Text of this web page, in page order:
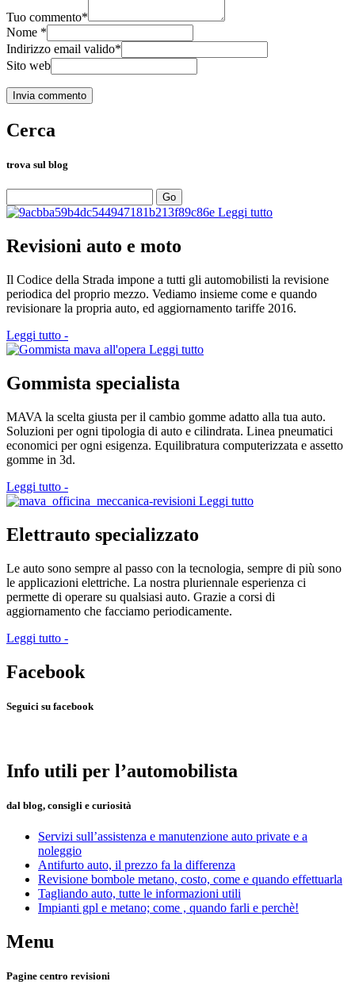
Tuo commento*
Nome *
Indirizzo email valido*
Sito web
Cerca
trova sul blog
Go
Leggi tutto
Revisioni auto e moto
Il Codice della Strada impone a tutti gli automobilisti la revisione
periodica del proprio mezzo. Vediamo insieme come e quando
revisionare la propria auto, ed aggiornamento tariffe 2016.
Leggi tutto -
Leggi tutto
Gommista specialista
MAVA la scelta giusta per il cambio gomme adatto alla tua auto.
Soluzioni per ogni tipologia di auto e cilindrata. Linea pneumatici
economici per ogni esigenza. Equilibratura computerizzata e assetto
gomme in 3d.
Leggi tutto -
Leggi tutto
Elettrauto specializzato
Le auto sono sempre al passo con la tecnologia, sempre di più sono
le applicazioni elettriche. La nostra pluriennale esperienza ci
permette di operare su qualsiasi auto. Grazie a corsi di
aggiornamento che facciamo periodicamente.
Leggi tutto -
Facebook
Seguici su facebook
Info utili per l’automobilista
dal blog, consigli e curiosità
Servizi sull’assistenza e manutenzione auto private e a
noleggio
Antifurto auto, il prezzo fa la differenza
Revisione bombole metano, costo, come e quando effettuarla
Tagliando auto, tutte le informazioni utili
Impianti gpl e metano; come , quando farli e perchè!
Menu
Pagine centro revisioni